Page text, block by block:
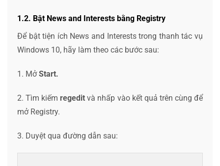
1.2. Bật News and Interests bằng Registry
Để bật tiện ích News and Interests trong thanh tác vụ
Windows 10, hãy làm theo các bước sau:
1. MởStart.
2. Tìm kiếm regedit và nhấp vào kết quả trên cùng để
mở Registry.
3. Duyệt qua đường dẫn sau: